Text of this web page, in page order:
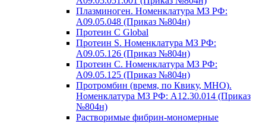
Плазминоген. Номенклатура МЗ РФ:
A09.05.048 (Приказ №804н)
Протеин C Global
Протеин S. Номенклатура МЗ РФ:
A09.05.126 (Приказ №804н)
Протеин С. Номенклатура МЗ РФ:
A09.05.125 (Приказ №804н)
Протромбин (время, по Квику, МНО).
Номенклатура МЗ РФ: A12.30.014 (Приказ
№804н)
Растворимые фибрин-мономерные